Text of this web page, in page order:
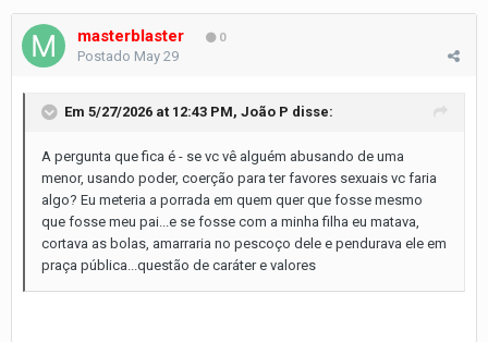
masterblaster 0
Postado May 29
Em 5/27/2026 at 12:43 PM, João P disse:
A pergunta que fica é - se vc vê alguém abusando de uma
menor, usando poder, coerção para ter favores sexuais vc faria
algo? Eu meteria a porrada em quem quer que fosse mesmo
que fosse meu pai...e se fosse com a minha filha eu matava,
cortava as bolas, amarraria no pescoço dele e pendurava ele em
praça pública...questão de caráter e valores